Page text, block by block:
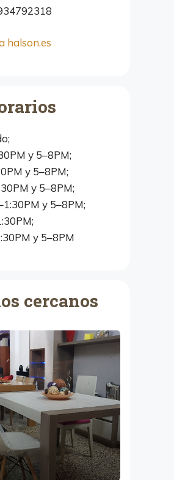
halson.es
y 5–8PM;
y 5–8PM;
y 5–8PM;
y 5–8PM;
y 5–8PM
cercanos